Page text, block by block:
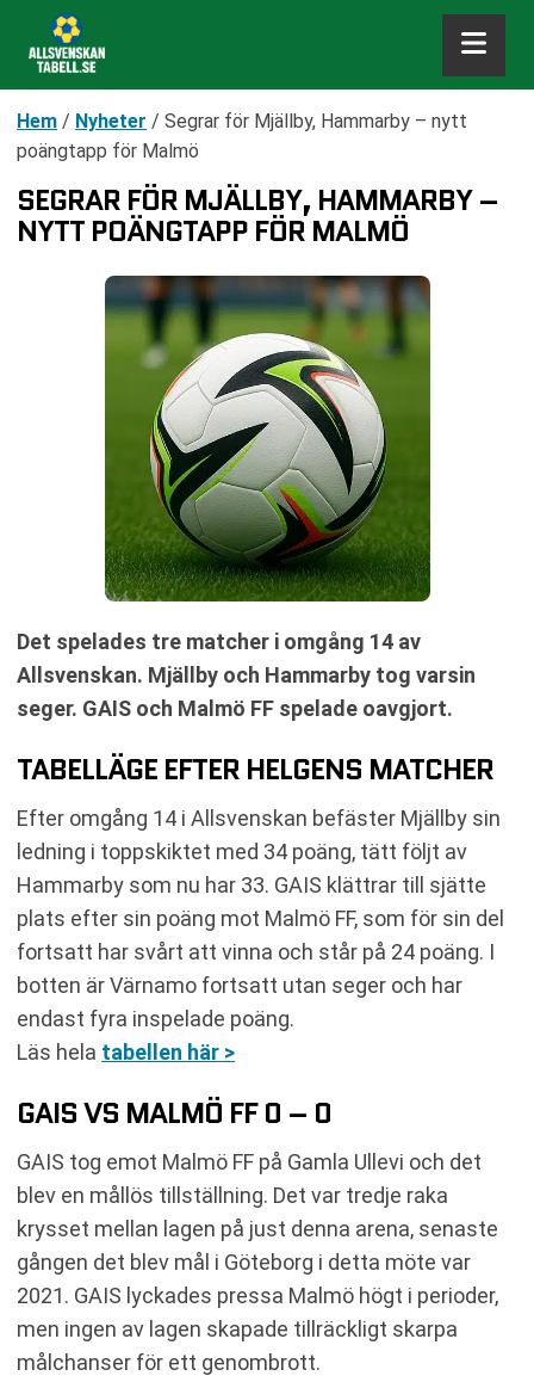
Hem / Nyheter / Segrar för Mjällby, Hammarby – nytt
poängtapp för Malmö
SEGRAR FÖR MJÄLLBY, HAMMARBY –
NYTT POÄNGTAPP FÖR MALMÖ
Det spelades tre matcher i omgång 14 av
Allsvenskan. Mjällby och Hammarby tog varsin
seger. GAIS och Malmö FF spelade oavgjort.
TABELLÄGE EFTER HELGENS MATCHER
Efter omgång 14 i Allsvenskan befäster Mjällby sin
ledning i toppskiktet med 34 poäng, tätt följt av
Hammarby som nu har 33. GAIS klättrar till sjätte
plats efter sin poäng mot Malmö FF, som för sin del
fortsatt har svårt att vinna och står på 24 poäng. I
botten är Värnamo fortsatt utan seger och har
endast fyra inspelade poäng.
Läs hela tabellen här >
GAIS VS MALMÖ FF 0 – 0
GAIS tog emot Malmö FF på Gamla Ullevi och det
blev en mållös tillställning. Det var tredje raka
krysset mellan lagen på just denna arena, senaste
gången det blev mål i Göteborg i detta möte var
2021. GAIS lyckades pressa Malmö högt i perioder,
men ingen av lagen skapade tillräckligt skarpa
målchanser för ett genombrott.